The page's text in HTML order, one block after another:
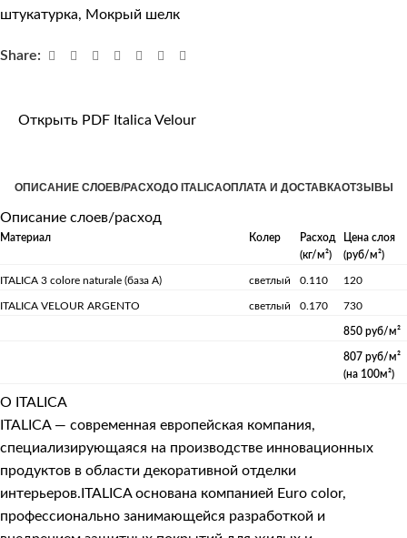
штукатурка, Мокрый шелк
Share:
Открыть PDF Italica Velour
ОПИСАНИЕ СЛОЕВ/РАСХОДО ITALICAОПЛАТА И ДОСТАВКАОТЗЫВЫ
Описание слоев/расход
Материал Колер
Расход
(кг/м²)
Цена слоя
(руб/м²)
ITALICA 3 colore naturale (база А) светлый 0.110 120
ITALICA VELOUR ARGENTO светлый 0.170 730
850 руб/м²
807 руб/м²
(на 100м²)
О ITALICA
ITALICA — современная европейская компания,
специализирующаяся на производстве инновационных
продуктов в области декоративной отделки
интерьеров.ITALICA основана компанией Euro color,
профессионально занимающейся разработкой и